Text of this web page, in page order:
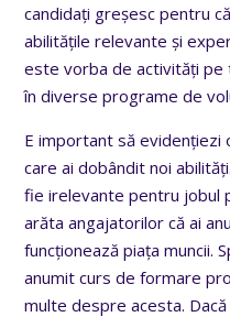
candidați greșesc pentru
abilitățile relevante și
este vorba de activități pe
în diverse programe de
E important să evidențiezi
care ai dobândit noi
fie irelevante pentru jobul
arăta angajatorilor că ai
funcționează piața muncii.
anumit curs de formare
multe despre acesta.